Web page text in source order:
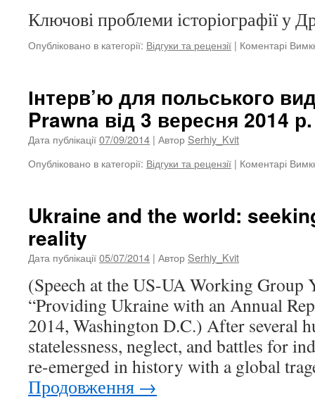
Ключові проблеми історіографії у
Опубліковано в категорії: Відгуки та рецензії | Коментарі
Інтерв’ю для польського
Prawna від 3 вересня 2014 р.
Дата публікації07/09/2014 | Автор Serhiy_Kvit
Опубліковано в категорії: Відгуки та рецензії | Коментарі
Ukraine and the world:
reality
Дата публікації05/07/2014 | Автор Serhiy_Kvit
(Speech at the US-UA Working Group
“Providing Ukraine with an Annual
2014, Washington D.C.) After several
statelessness, neglect, and battles for
re-emerged in history with a global
Продовження →